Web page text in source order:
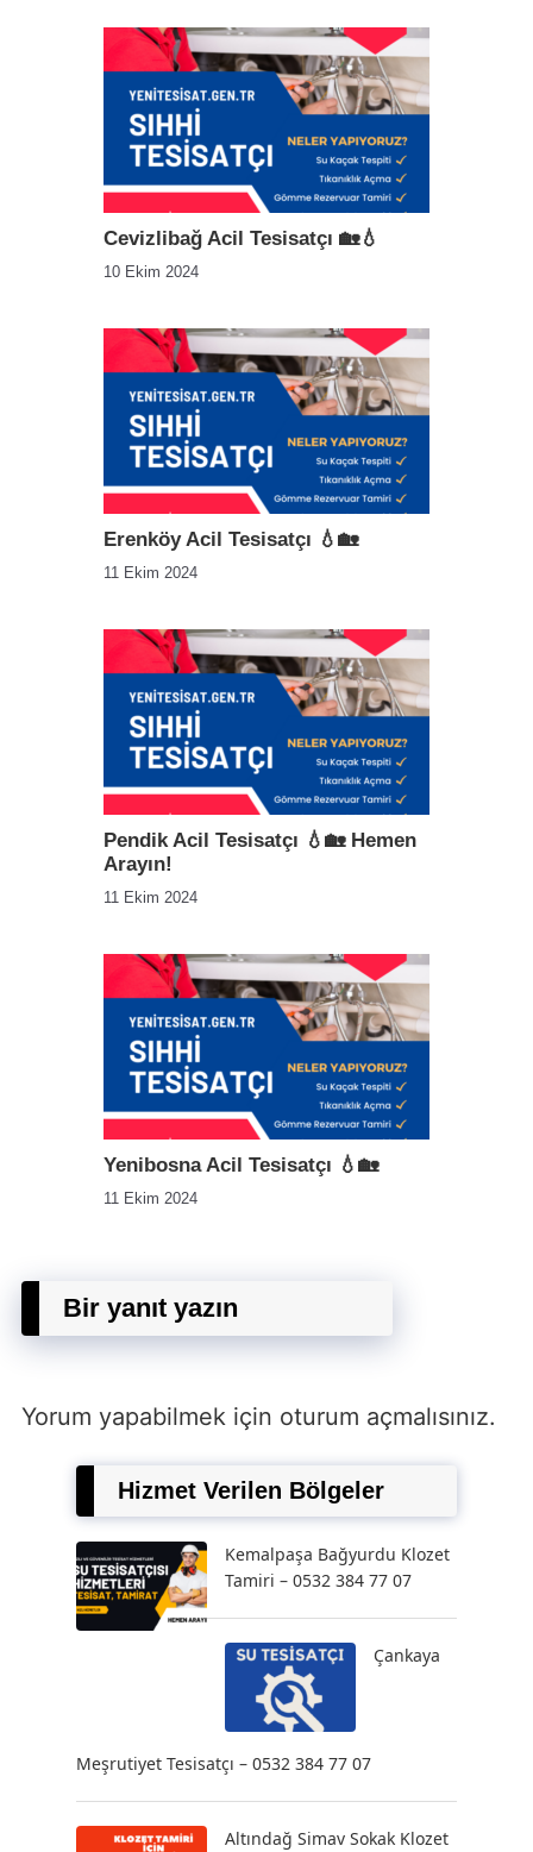
Cevizlibağ Acil Tesisatçı 🏡💧
10 Ekim 2024
Erenköy Acil Tesisatçı 💧🏡
11 Ekim 2024
Pendik Acil Tesisatçı 💧🏡 Hemen
Arayın!
11 Ekim 2024
Yenibosna Acil Tesisatçı 💧🏡
11 Ekim 2024
Bir yanıt yazın
Yorum yapabilmek için oturum açmalısınız.
Hizmet Verilen Bölgeler
Kemalpaşa Bağyurdu Klozet
Tamiri – 0532 384 77 07
Çankaya
Meşrutiyet Tesisatçı – 0532 384 77 07
Altındağ Simav Sokak Klozet